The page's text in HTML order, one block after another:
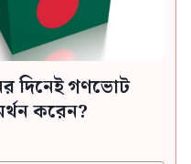
দিনেই গণভোট
করেন?